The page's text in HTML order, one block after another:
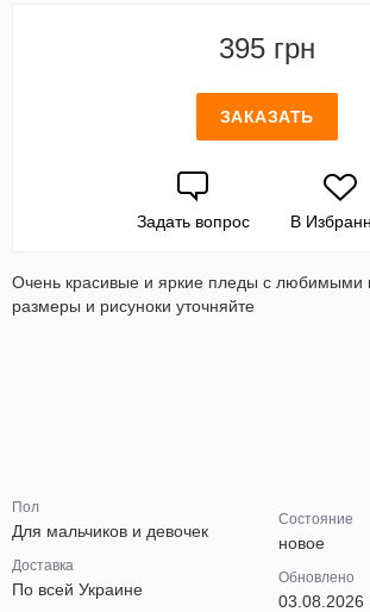
395 грн
ЗАКАЗАТЬ
Задать вопрос В
Очень красивые и яркие пледы с любимыми
размеры и рисуноки уточняйте
Пол
Для мальчиков и девочек
Доставка
По всей Украине
Состояние
новое
Обновлено
03.08.2026